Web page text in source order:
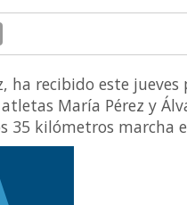
ha recibido este
María Pérez y
35 kilómetros marcha